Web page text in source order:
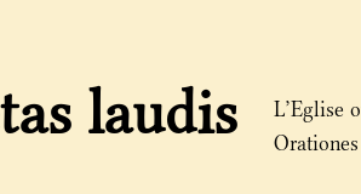
laudis L’Eglise